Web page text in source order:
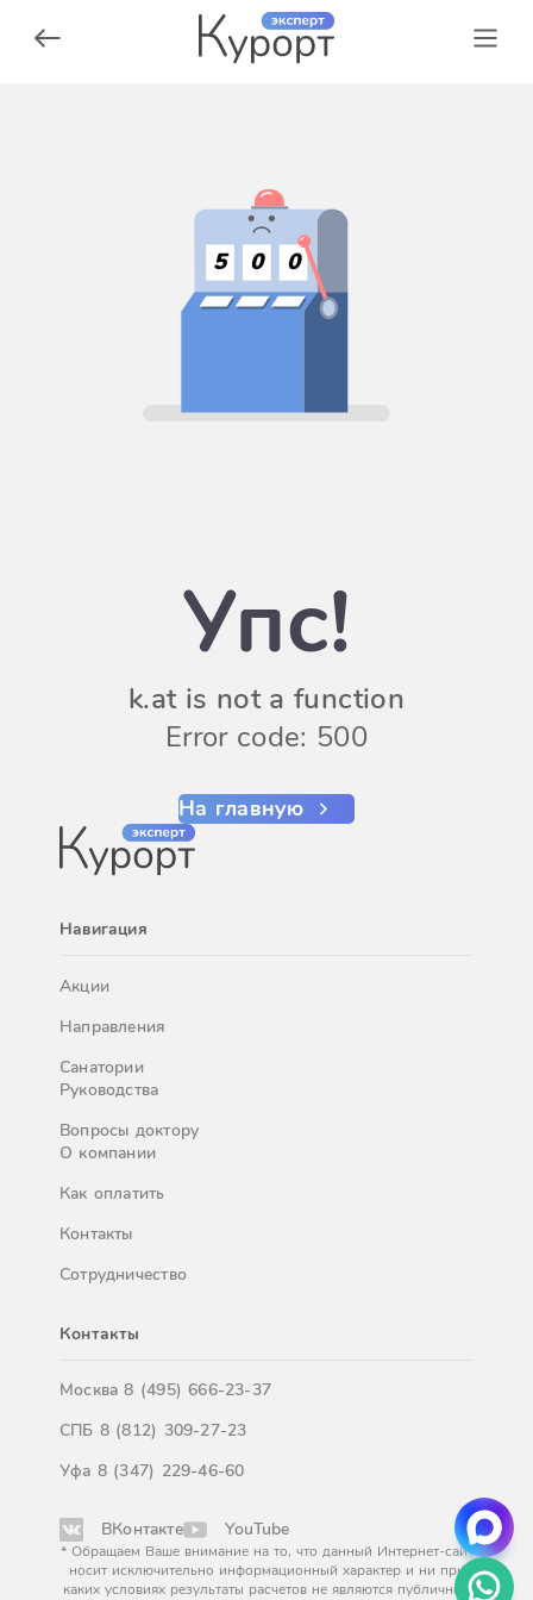
5 0 0
Упс!
k.at is not a function
Error code: 500
На главную
Навигация
Акции
Направления
Санатории
Руководства
Вопросы доктору
О компании
Как оплатить
Контакты
Сотрудничество
Контакты
Москва8 (495) 666-23-37
СПБ 8 (812) 309-27-23
Уфа 8 (347) 229-46-60
ВКонтакте YouTube
* Обращаем Ваше внимание на то, что данный Интернет-сайт
носит исключительно информационный характер и ни при
каких условиях результаты расчетов не являются публичной